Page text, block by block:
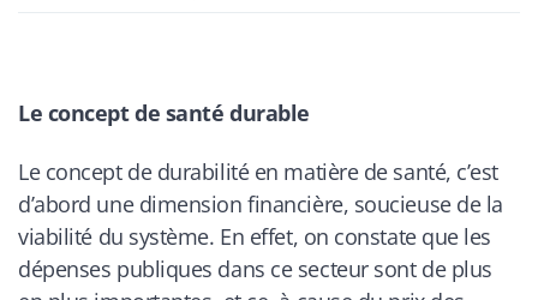
Le concept de santé durable
Le concept de durabilité en matière de santé, c’est
d’abord une dimension financière, soucieuse de la
viabilité du système. En effet, on constate que les
dépenses publiques dans ce secteur sont de plus